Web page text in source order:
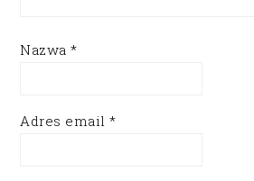
Nazwa*
Adres email*